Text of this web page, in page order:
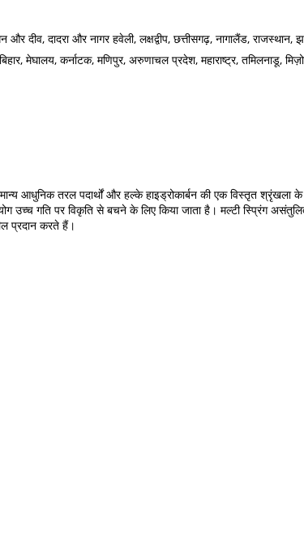
दीव, दादरा और नागर हवेली, लक्षद्वीप, छत्तीसगढ़, नागालैंड,
मेघालय, कर्नाटक, मणिपुर, अरुणाचल प्रदेश, महाराष्ट्र, तमिलनाडू,
आधुनिक तरल पदार्थों और हल्के हाइड्रोकार्बन की एक विस्तृत श्रृंखला के
उच्च गति पर विकृति से बचने के लिए किया जाता है। मल्टी स्प्रिंग
प्रदान करते हैं।